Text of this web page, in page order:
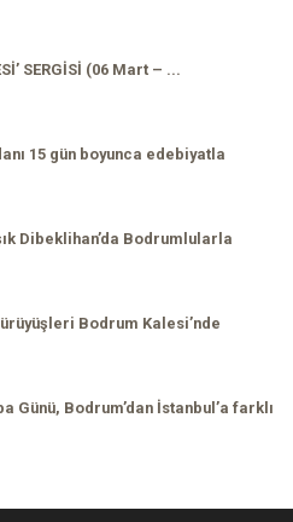
SERGİSİ (06 Mart – ...
15 gün boyunca edebiyatla
Dibeklihan’da Bodrumlularla
Bodrum Kalesi’nde
Günü, Bodrum’dan İstanbul’a farklı